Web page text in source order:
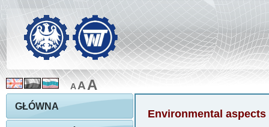
AAA
Environmental
GŁÓWNA